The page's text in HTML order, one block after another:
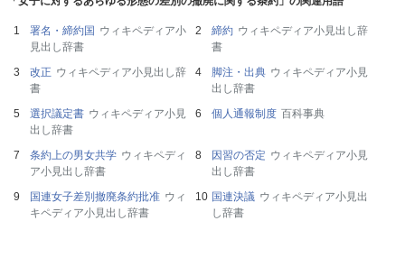
署名・締約国 ウィキペディア小
見出し辞書
締約 ウィキペディア小見出し辞
書
改正 ウィキペディア小見出し辞
書
脚注・出典 ウィキペディア小見
出し辞書
選択議定書 ウィキペディア小見
出し辞書
個人通報制度 百科事典
条約上の男女共学 ウィキペディ
ア小見出し辞書
因習の否定 ウィキペディア小見
出し辞書
国連女子差別撤廃条約批准 ウィ
キペディア小見出し辞書
国連決議 ウィキペディア小見出
し辞書